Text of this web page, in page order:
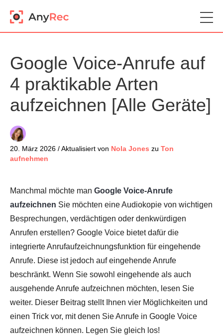
Google Voice-Anrufe auf
4 praktikable Arten
aufzeichnen [Alle Geräte]
20. März 2026 / Aktualisiert von Nola Jones zu Ton
aufnehmen
Manchmal möchte man Google Voice-Anrufe
aufzeichnen Sie möchten eine Audiokopie von wichtigen
Besprechungen, verdächtigen oder denkwürdigen
Anrufen erstellen? Google Voice bietet dafür die
integrierte Anrufaufzeichnungsfunktion für eingehende
Anrufe. Diese ist jedoch auf eingehende Anrufe
beschränkt. Wenn Sie sowohl eingehende als auch
ausgehende Anrufe aufzeichnen möchten, lesen Sie
weiter. Dieser Beitrag stellt Ihnen vier Möglichkeiten und
einen Trick vor, mit denen Sie Anrufe in Google Voice
aufzeichnen können. Legen Sie gleich los!